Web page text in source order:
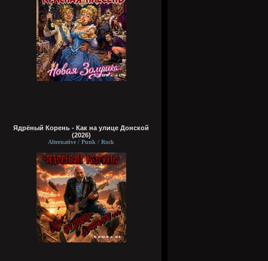
Ядрёный Корень - Как на улице Донской
(2026)
Alternative / Punk / Rock